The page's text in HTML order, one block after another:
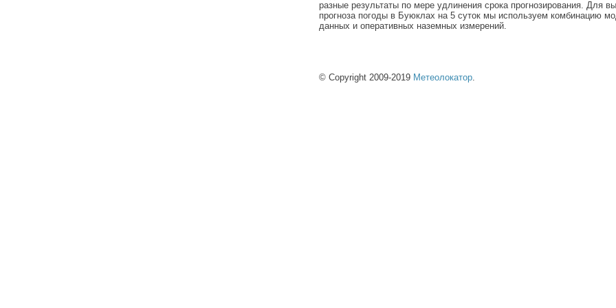
разные результаты по мере удлинения срока прогнозирования. Для
прогноза погоды в Буюклах на 5 суток мы используем комбинацию
данных и оперативных наземных измерений.
© Copyright 2009-2019 Метеолокатор